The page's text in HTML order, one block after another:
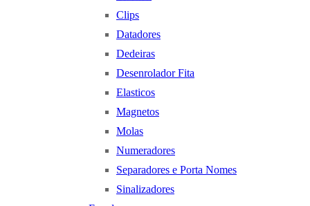
Clips
Datadores
Dedeiras
Desenrolador Fita
Elasticos
Magnetos
Molas
Numeradores
Separadores e Porta Nomes
Sinalizadores